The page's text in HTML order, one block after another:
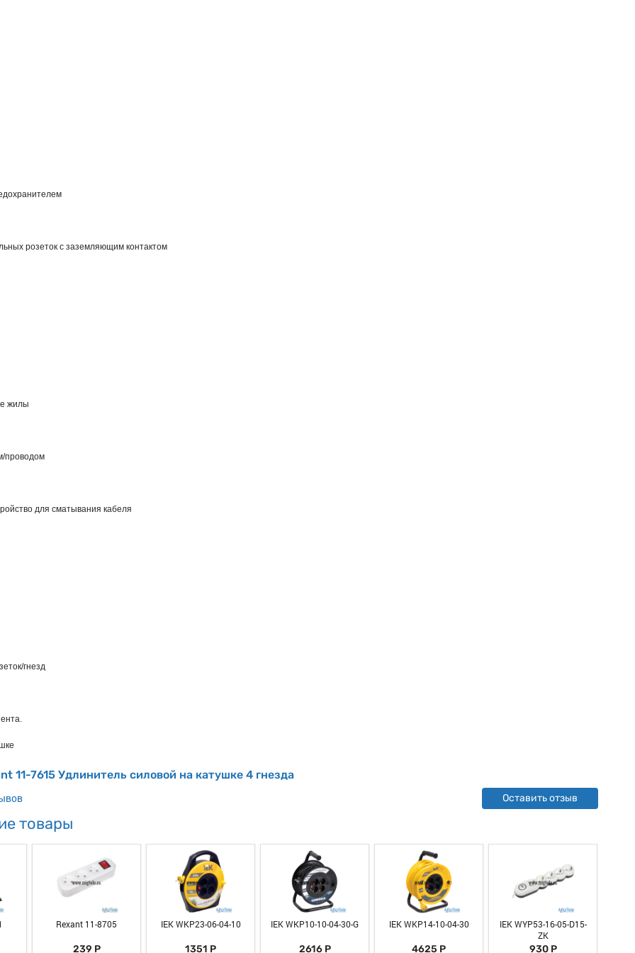
розеток с заземляющим контактом
жилы
проводом
для сматывания кабеля
гнезд
11-7615 Удлинитель силовой на катушке 4 гнезда
Оставить отзыв
товары
Rexant 11-8705
239 Р
IEK WKP23-06-04-10
1351 Р
IEK WKP10-10-04-30-G
2616 Р
IEK WKP14-10-04-30
4625 Р
IEK WYP53-16-05-D15-
ZK
930 Р